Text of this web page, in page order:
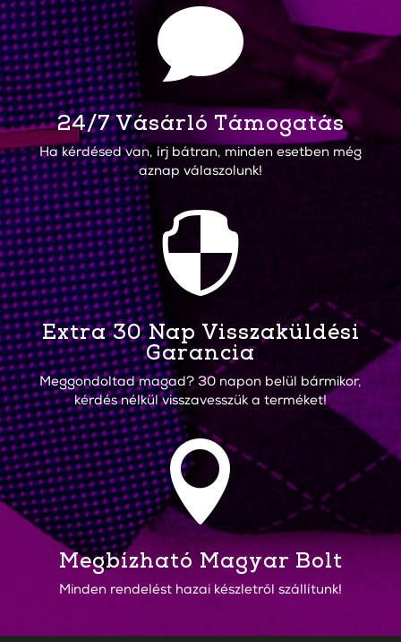

24/7 Vásárló Támogatás
Ha kérdésed van, írj bátran, minden esetben még
aznap válaszolunk!

Extra 30 Nap Visszaküldési
Garancia
Meggondoltad magad? 30 napon belül bármikor,
kérdés nélkül visszavesszük a terméket!

Megbízható Magyar Bolt
Minden rendelést hazai készletről szállítunk!